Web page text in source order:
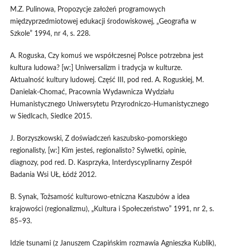
M.Z. Pulinowa, Propozycje założeń programowych
międzyprzedmiotowej edukacji środowiskowej, „Geografia w
Szkole” 1994, nr 4, s. 228.
A. Roguska, Czy komuś we współczesnej Polsce potrzebna jest
kultura ludowa? [w:] Uniwersalizm i tradycja w kulturze.
Aktualność kultury ludowej. Część III, pod red. A. Roguskiej, M.
Danielak-Chomać, Pracownia Wydawnicza Wydziału
Humanistycznego Uniwersytetu Przyrodniczo-Humanistycznego
w Siedlcach, Siedlce 2015.
J. Borzyszkowski, Z doświadczeń kaszubsko-pomorskiego
regionalisty, [w:] Kim jesteś, regionalisto? Sylwetki, opinie,
diagnozy, pod red. D. Kasprzyka, Interdyscyplinarny Zespół
Badania Wsi UŁ, Łódź 2012.
B. Synak, Tożsamość kulturowo-etniczna Kaszubów a idea
krajowości (regionalizmu), „Kultura i Społeczeństwo” 1991, nr 2, s.
85–93.
Idzie tsunami (z Januszem Czapińskim rozmawia Agnieszka Kublik),